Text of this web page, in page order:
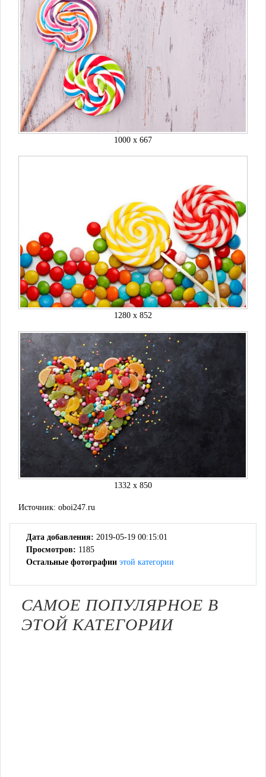
1000 x 667
1280 x 852
1332 x 850
Источник: oboi247.ru
Дата добавления: 2019-05-19 00:15:01
Просмотров: 1185
Остальные фотографии этой категории
САМОЕ ПОПУЛЯРНОЕ В
ЭТОЙ КАТЕГОРИИ